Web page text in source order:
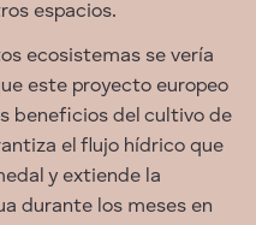
espacios.
ecosistemas se vería
este proyecto europeo
beneficios del cultivo de
el flujo hídrico que
y extiende la
durante los meses en